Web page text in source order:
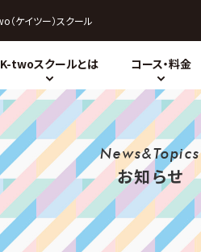
（ケイツー）スクール
K-twoスクールとは コース・料金
News&Topics
お知らせ